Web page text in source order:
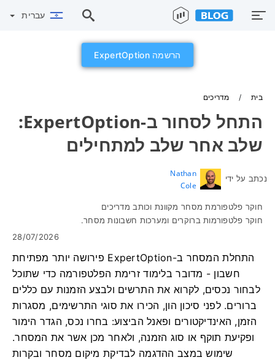
עברית
הרשמה ExpertOption
בית מדריכים
התחל לסחור ב-ExpertOption:
שלב אחר שלב למתחילים
נכתב על ידי
Nathan
Cole
חוקר פלטפורמת מסחר מקוונת וכותב מדריכים
חוקר פלטפורמות ברוקרים ומערכות חשבונות מסחר.
28/07/2026
התחלת המסחר ב-ExpertOption פירושה יותר מפתיחת
חשבון - מדובר בלימוד זרימת הפלטפורמה כדי שתוכל
לבחור נכסים, לקרוא את התרשים ולבצע הזמנות עם כללים
ברורים. לפני סיכון הון, הכירו את סוגי התרשימים, מסגרות
הזמן, האינדיקטורים ופאנל הביצוע: בחרו נכס, הגדר הימור
ופקיעת תוקף או סוג הזמנה, ולאחר מכן אשר את המסחר.
שימוש במצב ההדגמה לבדיקת מיקום מסחר ובקרות